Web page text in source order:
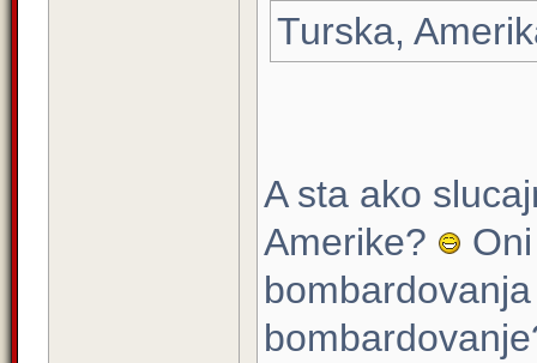
Turska,
A sta ako
Amerike?